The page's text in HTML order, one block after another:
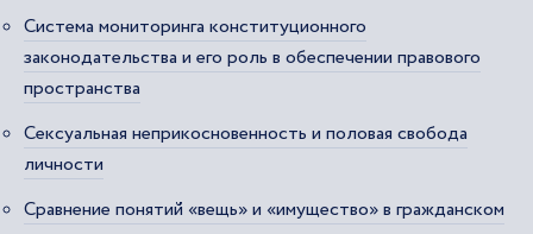
Система мониторинга конституционного
законодательства и его роль в обеспечении правового
пространства
Сексуальная неприкосновенность и половая свобода
личности
Сравнение понятий «вещь» и «имущество» в гражданском